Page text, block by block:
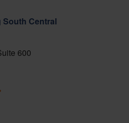
South Central
600